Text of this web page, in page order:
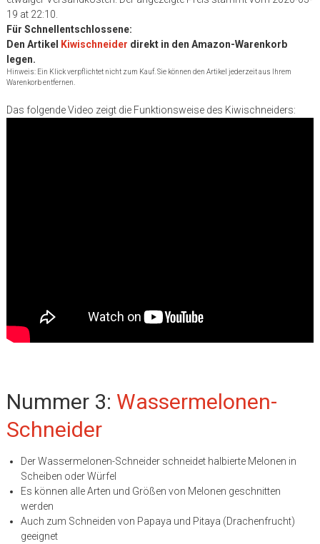
19 at 22:10.
Für Schnellentschlossene:
Den Artikel
Kiwischneider direkt in den Amazon-Warenkorb
legen.
Hinweis: Ein Klick verpflichtet nicht zum Kauf. Sie können den Artikel jederzeit aus Ihrem
Warenkorb entfernen.
Das folgende Video zeigt die Funktionsweise des Kiwischneiders:
Nummer 3: Wassermelonen-
Schneider
Der Wassermelonen-Schneider schneidet halbierte Melonen in
Scheiben oder Würfel
Es können alle Arten und Größen von Melonen geschnitten
werden
Auch zum Schneiden von Papaya und Pitaya (Drachenfrucht)
geeignet